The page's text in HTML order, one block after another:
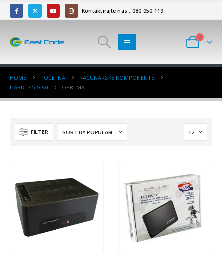
Kontaktirajte nas : 080 050 119
0
HOME POČETNA
RAČUNARSKE KOMPONENTE
HARD DISKOVI
OPREMA
FILTER